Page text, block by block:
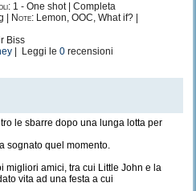
1 - One shot | Completa
|
Note: Lemon, OOC, What if? |
Biss
| Leggi le 0 recensioni
le sbarre dopo una lunga lotta per
sognato quel momento.
migliori amici, tra cui Little John e la
vita ad una festa a cui